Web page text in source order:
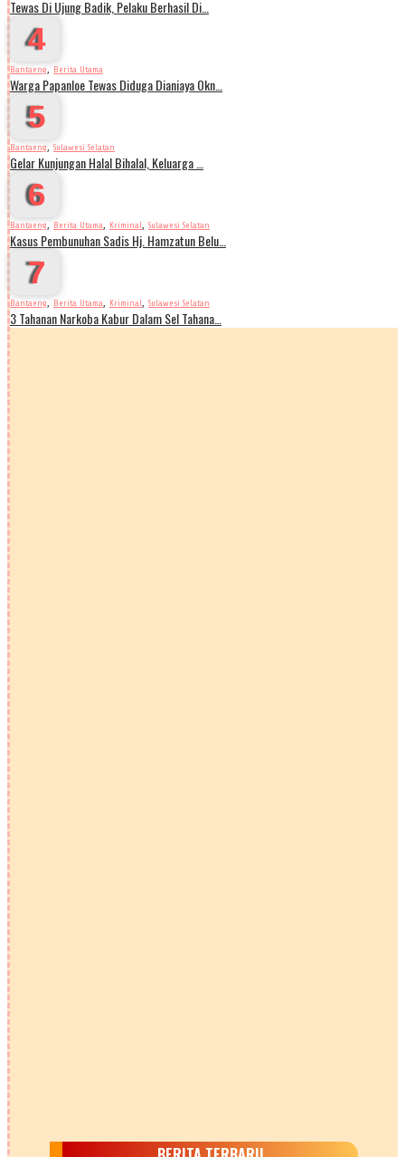
Tewas Di Ujung Badik, Pelaku Berhasil Di…
4
Bantaeng, Berita Utama
Warga Papanloe Tewas Diduga Dianiaya Okn…
5
Bantaeng, Sulawesi Selatan
Gelar Kunjungan Halal Bihalal, Keluarga …
6
Bantaeng, Berita Utama, Kriminal, Sulawesi Selatan
Kasus Pembunuhan Sadis Hj. Hamzatun Belu…
7
Bantaeng, Berita Utama, Kriminal, Sulawesi Selatan
3 Tahanan Narkoba Kabur Dalam Sel Tahana…